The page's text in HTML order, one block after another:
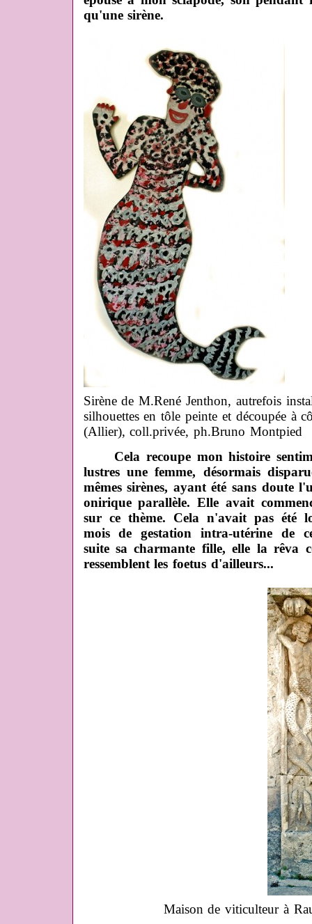
qu'une sirène.
Sirène de M.René Jenthon, autrefois
silhouettes en tôle peinte et découpée à
(Allier), coll.privée, ph.Bruno Montpied
Cela recoupe mon histoire
lustres une femme, désormais
mêmes sirènes, ayant été sans doute
onirique parallèle. Elle avait
sur ce thème. Cela n'avait pas été
mois de gestation intra-utérine
suite sa charmante fille, elle la rêva
ressemblent les foetus d'ailleurs...
Maison de viticulteur à